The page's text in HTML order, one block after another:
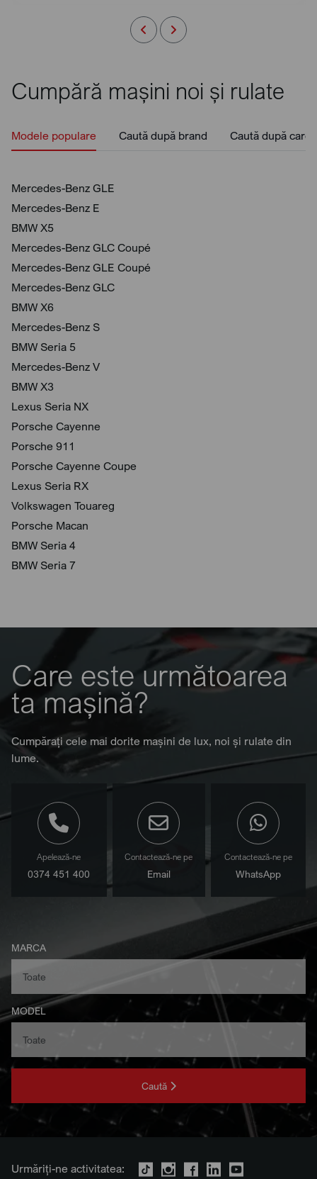
Cumpără mașini noi și rulate
Modele populare Caută după brand Caută după
Mercedes-Benz GLE
Mercedes-Benz E
BMW X5
Mercedes-Benz GLC Coupé
Mercedes-Benz GLE Coupé
Mercedes-Benz GLC
BMW X6
Mercedes-Benz S
BMW Seria 5
Mercedes-Benz V
BMW X3
Lexus Seria NX
Porsche Cayenne
Porsche 911
Porsche Cayenne Coupe
Lexus Seria RX
Volkswagen Touareg
Porsche Macan
BMW Seria 4
BMW Seria 7
Care este următoarea
ta mașină?
Cumpărați cele mai dorite mașini de lux, noi și rulate din
lume.
Apelează-ne
0374 451 400
Contactează-ne pe
Email
Contactează-ne pe
WhatsApp
MARCA
MODEL
Caută
Urmăriți-ne activitatea: